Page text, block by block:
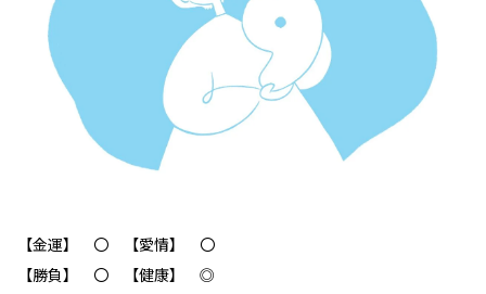
【金運】 〇 【愛情】 〇
【勝負】 〇 【健康】 ◎